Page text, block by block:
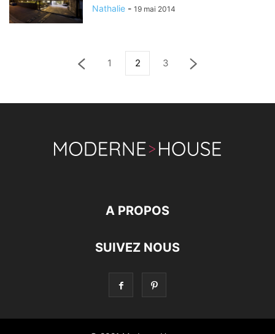
Nathalie - 19 mai 2014
1 2 3
A PROPOS
SUIVEZ NOUS